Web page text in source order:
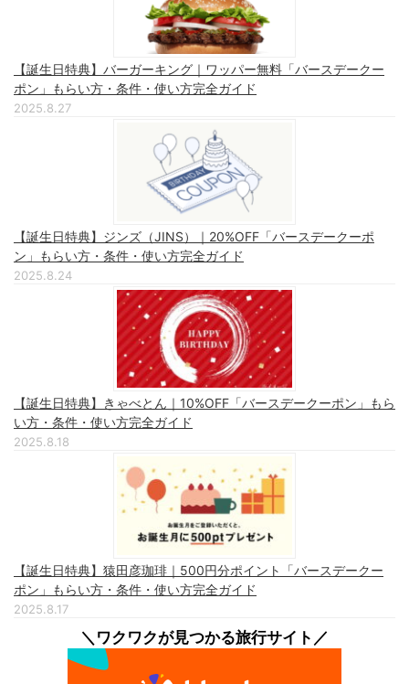
【誕生日特典】バーガーキング｜ワッパー無料「バースデークー
ポン」もらい方・条件・使い方完全ガイド
2025.8.27
【誕生日特典】ジンズ（JINS）｜20%OFF「バースデークーポ
ン」もらい方・条件・使い方完全ガイド
2025.8.24
【誕生日特典】きゃべとん｜10%OFF「バースデークーポン」もら
い方・条件・使い方完全ガイド
2025.8.18
【誕生日特典】猿田彦珈琲｜500円分ポイント「バースデークー
ポン」もらい方・条件・使い方完全ガイド
2025.8.17
＼ワクワクが見つかる旅行サイト／